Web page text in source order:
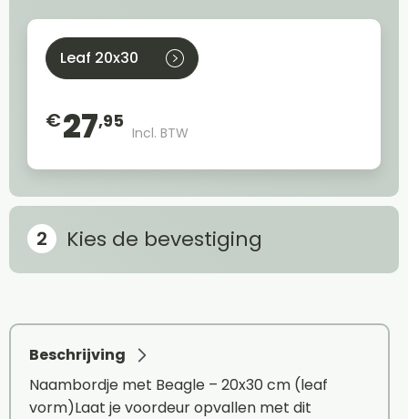
Leaf 20x30
€27,95
Incl. BTW
Kies de bevestiging
Beschrijving
Naambordje met Beagle – 20x30 cm (leaf
vorm)Laat je voordeur opvallen met dit